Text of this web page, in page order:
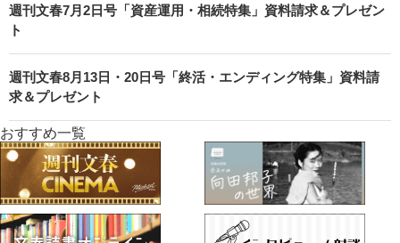
週刊文春7月2日号「資産運用・相続特集」資料請求＆プレゼン
ト
週刊文春8月13日・20日号「終活・エンディング特集」資料請
求＆プレゼント
おすすめ一覧